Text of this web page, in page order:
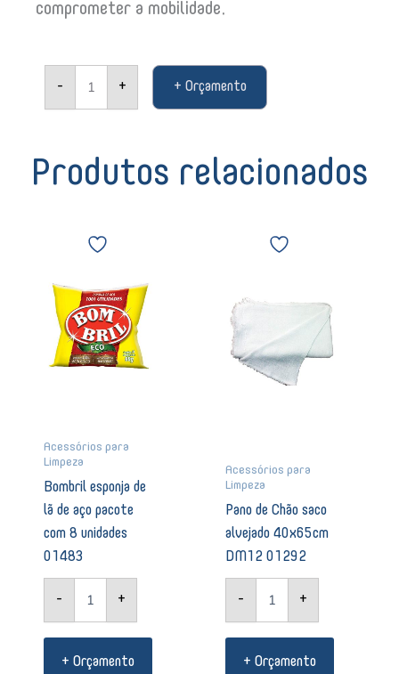
comprometer a mobilidade.
-
Nitrílica
Sanro
Forro
Verde
média
11341
+ + Orçamento
Produtos relacionados
Acessórios para
Limpeza
Bombril esponja de
lã de aço pacote
com 8 unidades
01483
-
esponja
de
aço
pacote
com
+
+ Orçamento
Acessórios para
Limpeza
Pano de Chão saco
alvejado 40x65cm
DM12 01292
-
alvejado
DM12
01292
quantidade
+
+ Orçamento